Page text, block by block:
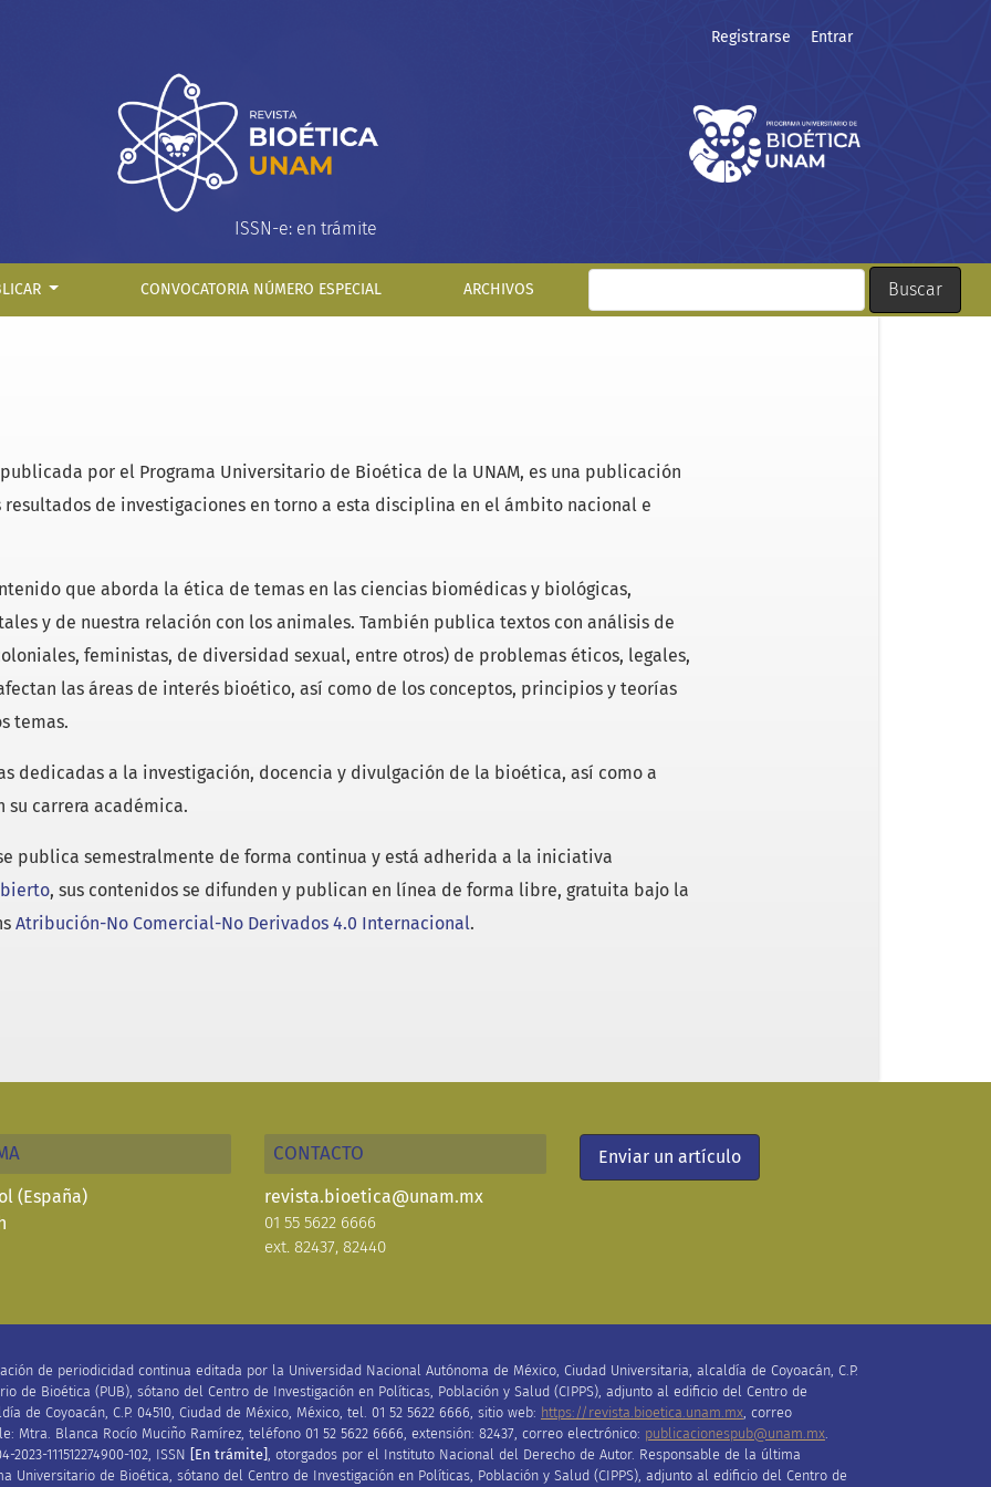
ISSN-e: en trámite
Registrarse Entrar
CONVOCATORIA NÚMERO ESPECIAL ARCHIVOS Buscar
por el Programa Universitario de Bioética de la UNAM, es una publicación
de investigaciones en torno a esta disciplina en el ámbito nacional e
que aborda la ética de temas en las ciencias biomédicas y biológicas,
y de nuestra relación con los animales. También publica textos con análisis de
feministas, de diversidad sexual, entre otros) de problemas éticos, legales,
las áreas de interés bioético, así como de los conceptos, principios y teorías
temas.
dedicadas a la investigación, docencia y divulgación de la bioética, así como a
carrera académica.
publica semestralmente de forma continua y está adherida a la iniciativa
, sus contenidos se difunden y publican en línea de forma libre, gratuita bajo la
Atribución-No Comercial-No Derivados 4.0 Internacional.
(España)
CONTACTO
revista.bioetica@unam.mx
01 55 5622 6666
ext. 82437, 82440
Enviar un artículo
de periodicidad continua editada por la Universidad Nacional Autónoma de México, Ciudad Universitaria, alcaldía de Coyoacán, C.P.
de Bioética (PUB), sótano del Centro de Investigación en Políticas, Población y Salud (CIPPS), adjunto al edificio del Centro de
de Coyoacán, C P. 04510, Ciudad de México, México, tel. 01 52 5622 6666, sitio web: https://revista.bioetica.unam.mx , correo
Mtra. Blanca Rocío Muciño Ramírez, teléfono 01 52 5622 6666, extensión: 82437, correo electrónico: publicacionespub@unam.mx
2023-111512274900-102 , ISSN [En trámite] otorgados por el Instituto Nacional del Derecho de Autor. Responsable de la última
Universitario de Bioética, sótano del Centro de Investigación en Políticas, Población y Salud (CIPPS), adjunto al edificio del Centro de